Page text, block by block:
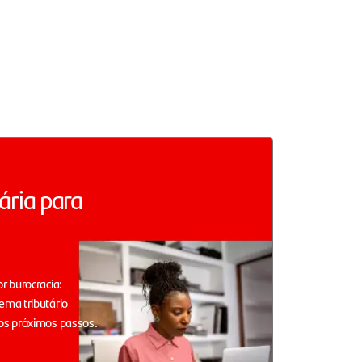
para
burocracia:
tributário
próximos passos.